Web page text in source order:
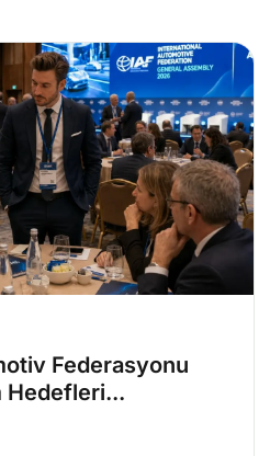
Federasyonu
Hedefleri...